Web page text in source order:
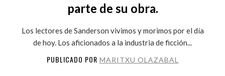
parte de su obra.
Los lectores de Sanderson vivimos y morimos por el día
de hoy. Los aficionados a la industria de ficción...
PUBLICADO POR MARITXU OLAZABAL